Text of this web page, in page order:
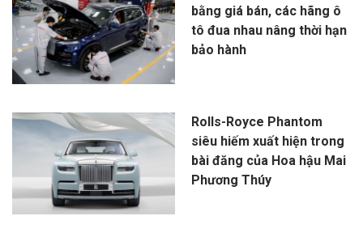
bằng giá bán, các hãng ô
tô đua nhau nâng thời hạn
bảo hành
Rolls-Royce Phantom
siêu hiếm xuất hiện trong
bài đăng của Hoa hậu Mai
Phương Thúy